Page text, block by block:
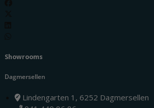
Showrooms
Dagmersellen
Lindengarten 1, 6252 Dagmersellen